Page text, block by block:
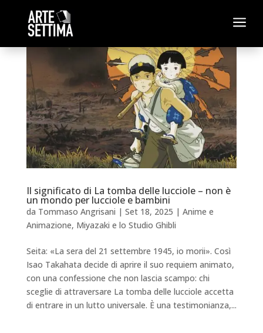
a
Il significato di La tomba delle lucciole – non è
un mondo per lucciole e bambini
da Tommaso Angrisani | Set 18, 2025 | Anime e
Animazione, Miyazaki e lo Studio Ghibli
Seita: «La sera del 21 settembre 1945, io morii». Così
Isao Takahata decide di aprire il suo requiem animato,
con una confessione che non lascia scampo: chi
sceglie di attraversare La tomba delle lucciole accetta
di entrare in un lutto universale. È una testimonianza,...